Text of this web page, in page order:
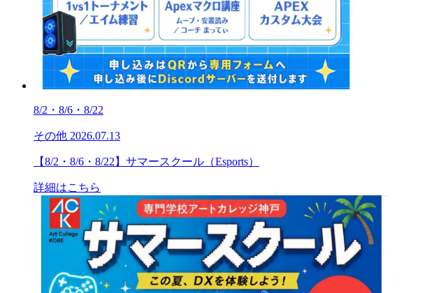
8/2・8/6・8/22
その他 2026.07.13
【8/2・8/6・8/22】サマースクール（Esports）
詳細はこちら